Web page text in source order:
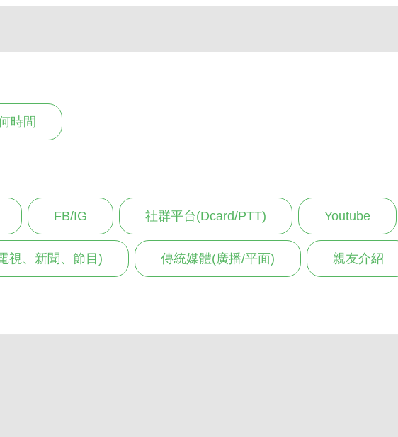
時間
FB/IG 社群平台(Dcard/PTT) Youtube
視、新聞、節目) 傳統媒體(廣播/平面) 親友介紹